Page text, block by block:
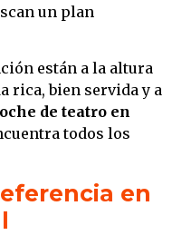
un plan
están a la altura
rica, bien servida y a
de teatro en
todos los
en